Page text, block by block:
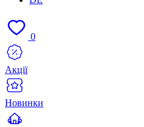
0
Акції
Новинки